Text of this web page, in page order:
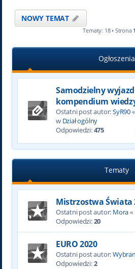
NOWY TEMAT
Tematy: 18 • Strona 1
Ogłoszenia
Samodzielny
kompendium
Ostatni post autor:SyR90
w Dział ogólny
Odpowiedzi:475
Tematy
Mistrzostwa Świata
Ostatni post autor: Mora«
Odpowiedzi:20
EURO 2020
Ostatni post autor:
Odpowiedzi:2